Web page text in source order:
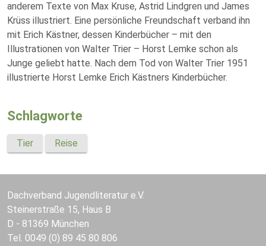
anderem Texte von Max Kruse, Astrid Lindgren und James
Krüss illustriert. Eine persönliche Freundschaft verband ihn
mit Erich Kästner, dessen Kinderbücher – mit den
Illustrationen von Walter Trier – Horst Lemke schon als
Junge geliebt hatte. Nach dem Tod von Walter Trier 1951
illustrierte Horst Lemke Erich Kästners Kinderbücher.
Schlagworte
Tier Reise
Dachverband Jugendliteratur e.V.
Steinerstraße 15, Haus B
D - 81369 München
Tel. 0049 (0) 89 45 80 806